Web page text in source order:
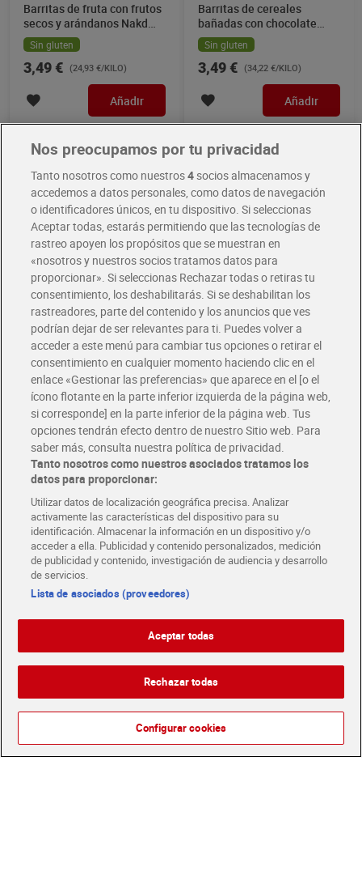
Barritas de fruta con frutos
secos y arándanos Nakd
140 g
Sin gluten
3,49 € (24,93 €/KILO)
Añadir
Barritas de cereales
bañadas con chocolate
negro sin azúcares
Bicentury 102 g
Sin gluten
3,49 € (34,22 €/KILO)
Añadir
Barritas de almendras y
caramelo salado high
protein Kellogg's 140 g
3,99 € (28,50 €/KILO)
Añadir
Barrita de cereales con
coco, cacao y anacardos
protein Kellogg's Special K
35 g
1,00 € (28,57 €/KILO)
Añadir
1,00 € (20,00 €/KILO)
chocolate con leche
Bicentury 120 g
3,65 € (30,42 €/KILO)
Nos preocupamos por tu privacidad
Tanto nosotros como nuestros4socios almacenamos y
accedemos a datos personales, como datos de navegación
o identificadores únicos, en tu dispositivo. Si seleccionas
Aceptar todas, estarás permitiendo que las tecnologías de
rastreo apoyen los propósitos que se muestran en
«nosotros y nuestros socios tratamos datos para
proporcionar». Si seleccionas Rechazar todas o retiras tu
consentimiento, los deshabilitarás. Si se deshabilitan los
rastreadores, parte del contenido y los anuncios que ves
podrían dejar de ser relevantes para ti. Puedes volver a
acceder a este menú para cambiar tus opciones o retirar el
consentimiento en cualquier momento haciendo clic en el
enlace «Gestionar las preferencias» que aparece en el [o el
ícono flotante en la parte inferior izquierda de la página web,
si corresponde] en la parte inferior de la página web. Tus
opciones tendrán efecto dentro de nuestro Sitio web. Para
saber más, consulta nuestra política de privacidad.
Tanto nosotros como nuestros asociados tratamos los
datos para proporcionar:
Utilizar datos de localización geográfica precisa. Analizar
activamente las características del dispositivo para su
identificación. Almacenar la información en un dispositivo y/o
acceder a ella. Publicidad y contenido personalizados, medición
de publicidad y contenido, investigación de audiencia y desarrollo
de servicios.
Lista de asociados (proveedores)
Aceptar todas
Rechazar todas
Configurar cookies